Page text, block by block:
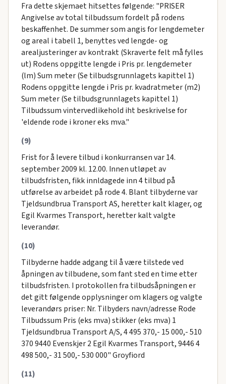
Fra dette skjemaet hitsettes følgende: "PRISER
Angivelse av total tilbudssum fordelt på rodens
beskaffenhet. De summer som angis for lengdemeter
og areal i tabell 1, benyttes ved lengde- og
arealjusteringer av kontrakt (Skraverte felt må fylles
ut) Rodens oppgitte lengde i Pris pr. lengdemeter
(lm) Sum meter (Se tilbudsgrunnlagets kapittel 1)
Rodens oppgitte lengde i Pris pr. kvadratmeter (m2)
Sum meter (Se tilbudsgrunnlagets kapittel 1)
Tilbudssum vintervedlikehold iht beskrivelse for
'eldende rode i kroner eks mva."
(9)
Frist for å levere tilbud i konkurransen var 14.
september 2009 kl. 12.00. Innen utløpet av
tilbudsfristen, fikk innldagede inn 4 tilbud på
utførelse av arbeidet på rode 4. Blant tilbyderne var
Tjeldsundbrua Transport AS, heretter kalt klager, og
Egil Kvarmes Transport, heretter kalt valgte
leverandør.
(10)
Tilbyderne hadde adgang til å være tilstede ved
åpningen av tilbudene, som fant sted en time etter
tilbudsfristen. I protokollen fra tilbudsåpningen er
det gitt følgende opplysninger om klagers og valgte
leverandørs priser: Nr. Tilbyders navn/adresse Rode
Tilbudssum Pris (eks mva) stikker (eks mva) 1
Tjeldsundbrua Transport A/S, 4 495 370,- 15 000,- 510
370 9440 Evenskjer 2 Egil Kvarmes Transport, 9446 4
498 500,- 31 500,- 530 000" Groyfiord
(11)